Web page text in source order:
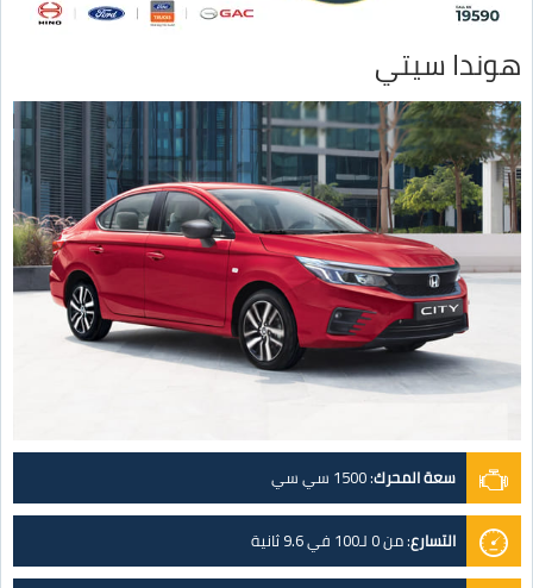
هوندا سيتي
سعة المحرك:1500 سي سي
التسارع:من 0 لـ100 في 9.6 ثانية